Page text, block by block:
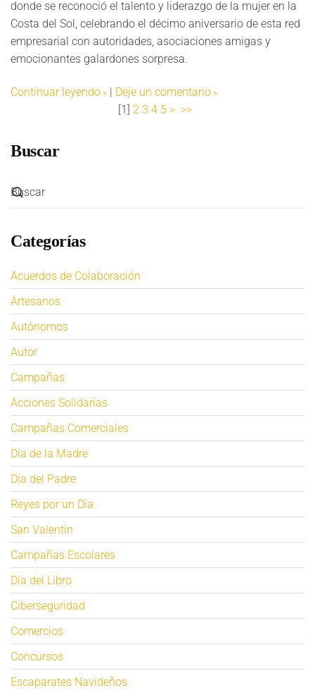
donde se reconoció el talento y liderazgo de la mujer en la
Costa del Sol, celebrando el décimo aniversario de esta red
empresarial con autoridades, asociaciones amigas y
emocionantes galardones sorpresa.
Continuar leyendo | Deje un comentario
[1] 2 3 4 5 > >>
Buscar
Categorías
Acuerdos de Colaboración
Artesanos
Autónomos
Autor
Campañas
Acciones Solidarias
Campañas Comerciales
Día de la Madre
Día del Padre
Reyes por un Día
San Valentín
Campañas Escolares
Día del Libro
Ciberseguridad
Comercios
Concursos
Escaparates Navideños